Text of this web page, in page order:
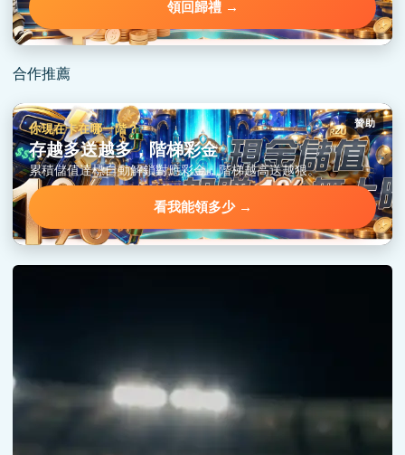
領回歸禮 →
合作推薦
贊助
你現在卡在哪一階？
存越多送越多，階梯彩金
累積儲值達標自動解鎖對應彩金，階梯越高送越狠。
看我能領多少 →